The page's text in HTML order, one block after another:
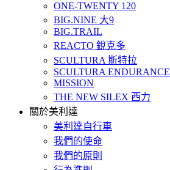
ONE-TWENTY 120
BIG.NINE 大9
BIG.TRAIL
REACTO 銳克多
SCULTURA 斯特拉
SCULTURA ENDURANCE
MISSION
THE NEW SILEX 西力
關於美利達
美利達自行車
我們的使命
我們的原則